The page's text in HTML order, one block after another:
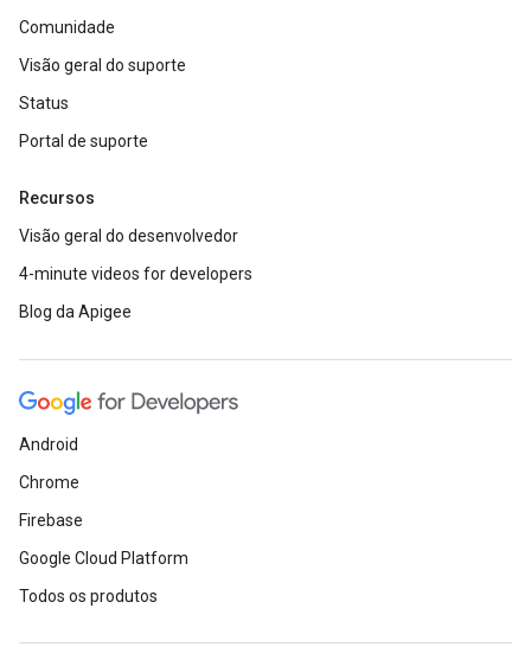
Comunidade
Visão geral do suporte
Status
Portal de suporte
Recursos
Visão geral do desenvolvedor
4-minute videos for developers
Blog da Apigee
Android
Chrome
Firebase
Google Cloud Platform
Todos os produtos